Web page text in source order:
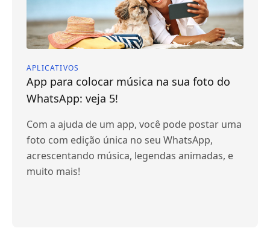
APLICATIVOS
App para colocar música na sua foto do
WhatsApp: veja 5!
Com a ajuda de um app, você pode postar uma
foto com edição única no seu WhatsApp,
acrescentando música, legendas animadas, e
muito mais!